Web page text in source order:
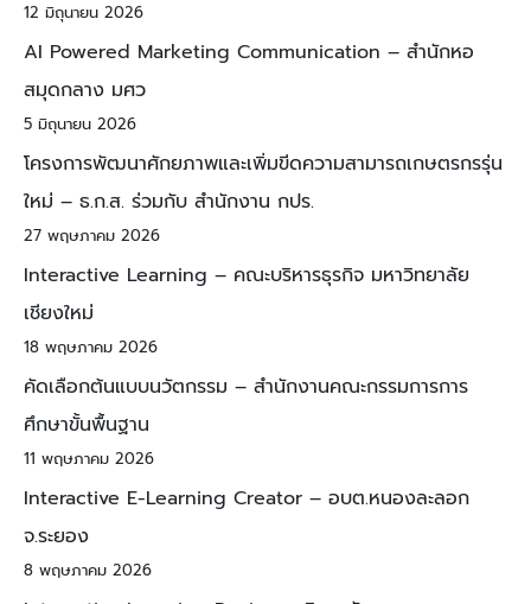
12 มิถุนายน 2026
AI Powered Marketing Communication – สำนักหอ
สมุดกลาง มศว
5 มิถุนายน 2026
โครงการพัฒนาศักยภาพและเพิ่มขีดความสามารถเกษตรกรรุ่น
ใหม่ – ธ.ก.ส. ร่วมกับ สำนักงาน กปร.
27 พฤษภาคม 2026
Interactive Learning – คณะบริหารธุรกิจ มหาวิทยาลัย
เชียงใหม่
18 พฤษภาคม 2026
คัดเลือกต้นแบบนวัตกรรม – สำนักงานคณะกรรมการการ
ศึกษาขั้นพื้นฐาน
11 พฤษภาคม 2026
Interactive E-Learning Creator – อบต.หนองละลอก
จ.ระยอง
8 พฤษภาคม 2026